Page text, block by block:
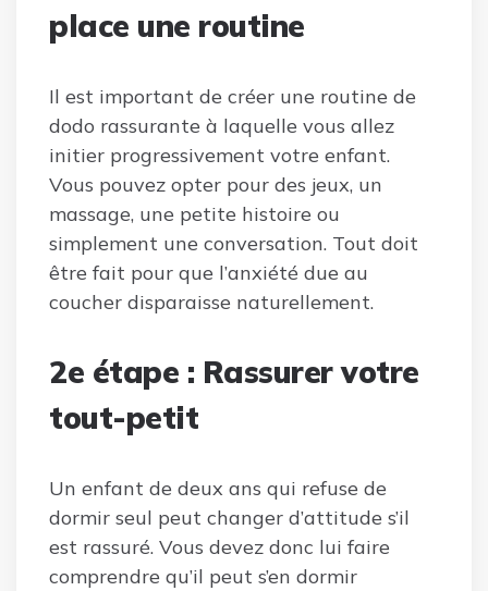
place une routine
Il est important de créer une routine de
dodo rassurante à laquelle vous allez
initier progressivement votre enfant.
Vous pouvez opter pour des jeux, un
massage, une petite histoire ou
simplement une conversation. Tout doit
être fait pour que l’anxiété due au
coucher disparaisse naturellement.
2e étape : Rassurer votre
tout-petit
Un enfant de deux ans qui refuse de
dormir seul peut changer d’attitude s’il
est rassuré. Vous devez donc lui faire
comprendre qu’il peut s’en dormir